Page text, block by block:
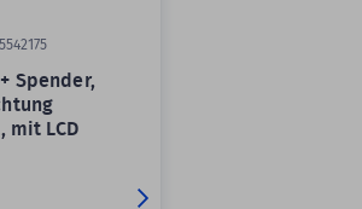
Spender,
mit LCD
5542175